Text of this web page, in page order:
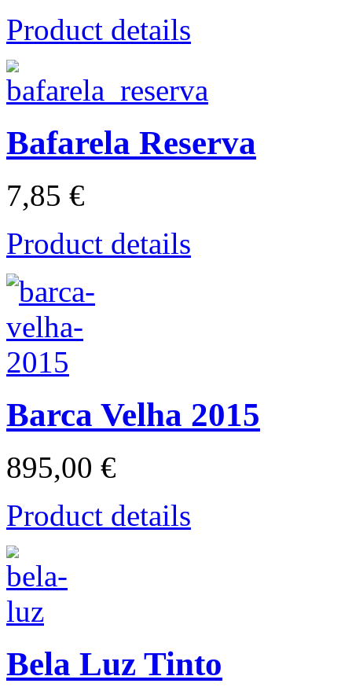
Product details
Bafarela Reserva
7,85 €
Product details
Barca Velha 2015
895,00 €
Product details
Bela Luz Tinto